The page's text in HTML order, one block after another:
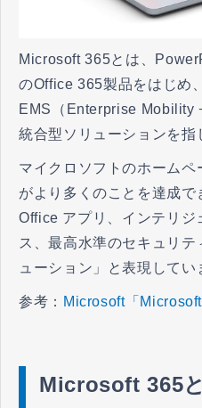
Microsoft 365とは、
のOffice 365製品をはじめ
EMS（Enterprise Mobility
統合型ソリューションを指
マイクロソフトのホーム
がより多くのことを達成で
Office アプリ、インテリジ
ス、最高水準のセキュリテ
ューション」と表現してい
参考： Microsoft「Microsoft
Microsoft 365